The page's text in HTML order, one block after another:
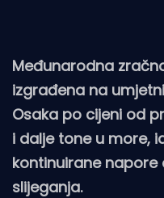
Međunarodna
izgrađena na
Osaka po cijeni od
i dalje tone u more,
kontinuirane
slijeganja.​